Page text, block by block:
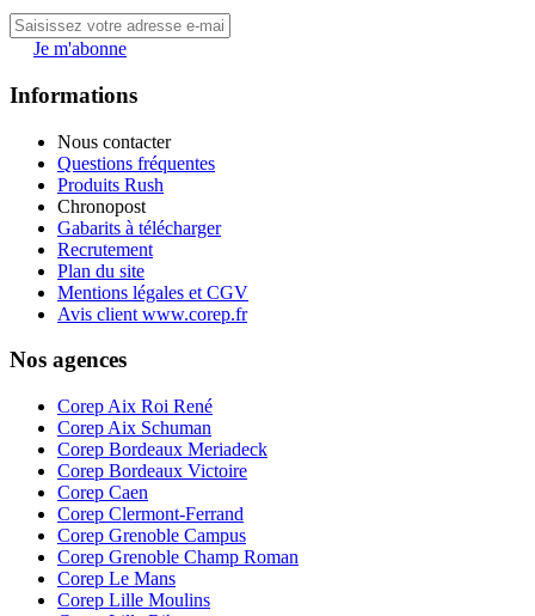
Je m'abonne
Informations
Nous contacter
Questions fréquentes
Produits Rush
Chronopost
Gabarits à télécharger
Recrutement
Plan du site
Mentions légales et CGV
Avis client www.corep.fr
Nos agences
Corep Aix Roi René
Corep Aix Schuman
Corep Bordeaux Meriadeck
Corep Bordeaux Victoire
Corep Caen
Corep Clermont-Ferrand
Corep Grenoble Campus
Corep Grenoble Champ Roman
Corep Le Mans
Corep Lille Moulins